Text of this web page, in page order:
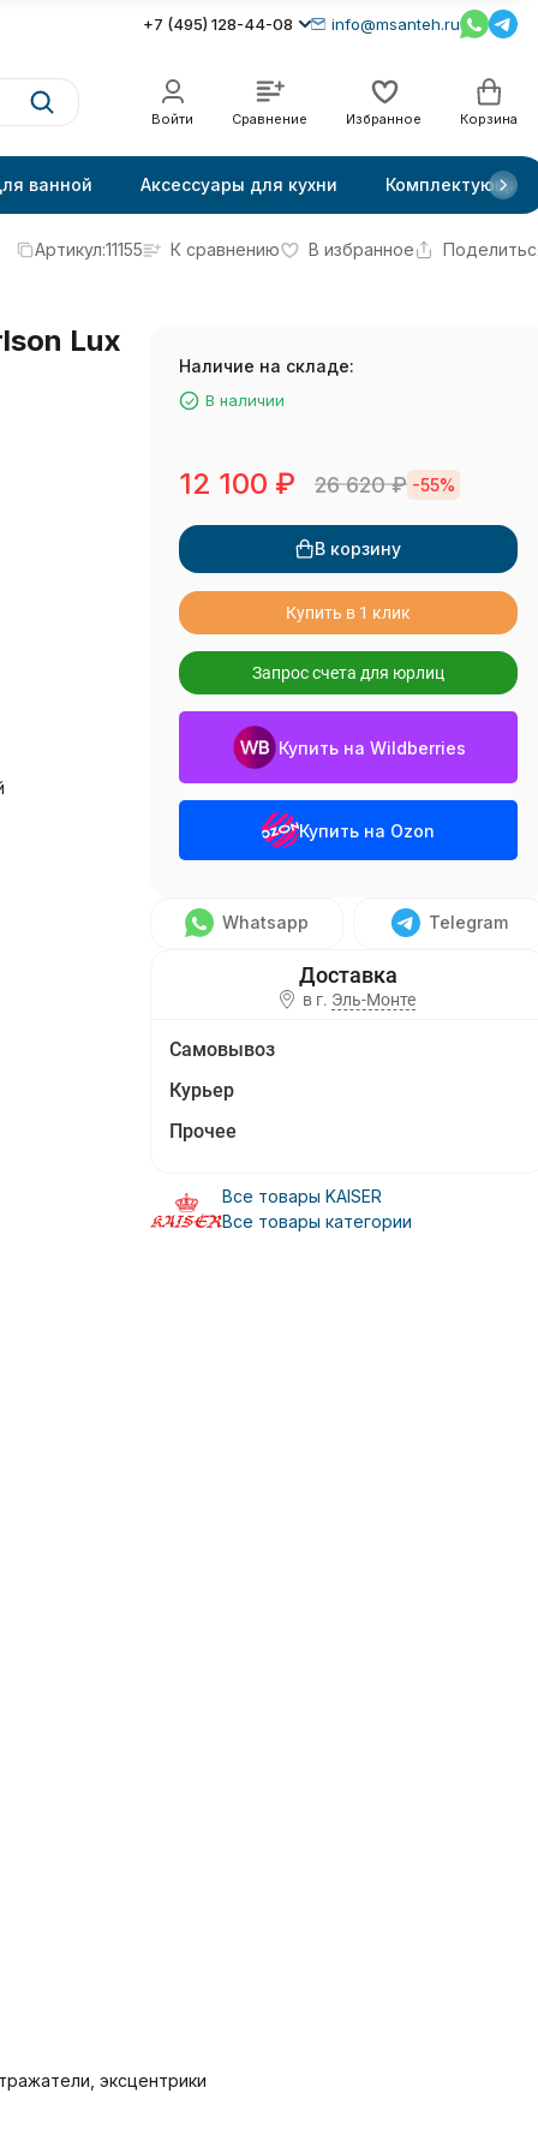
+7 (495) 128-44-08 info@msanteh.ru
Войти Сравнение Избранное Корзина
ванной Аксессуары для кухни Комплектующие
Артикул:11155 К сравнению В избранное
Lux
Наличие на складе:
В наличии
12 100 ₽ 26 620₽ -55%
В корзину
Купить в 1 клик
Запрос счета для юрлиц
Купить на Wildberries
Купить на Ozon
Whatsapp Telegram
в г. Эль-Монте
Самовывоз
Курьер
Прочее
Все товары KAISER
Все товары категории
эксцентрики